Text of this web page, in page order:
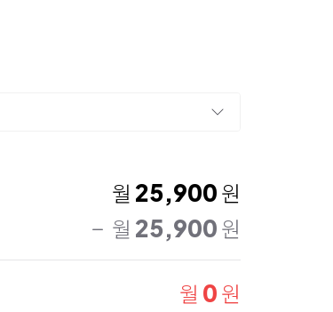
월 25,900 원
월 25,900 원
월 0 원